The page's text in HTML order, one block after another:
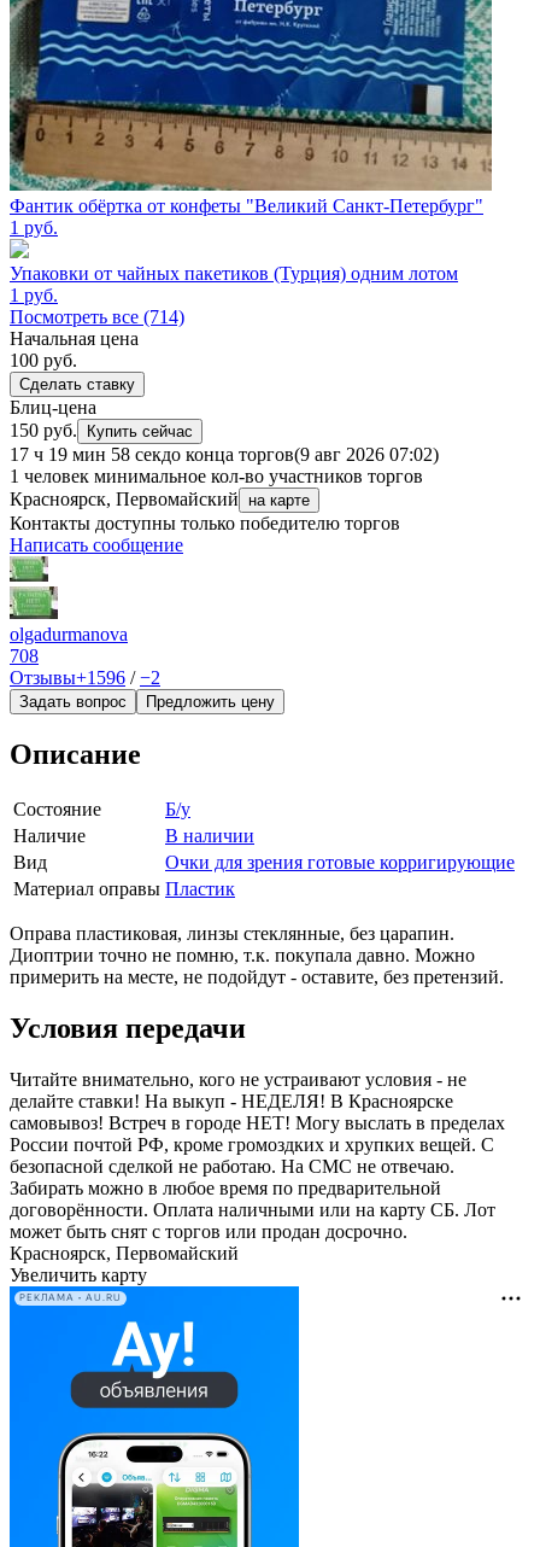
Фантик обёртка от конфеты "Великий Санкт-Петербург"
1 руб.
Упаковки от чайных пакетиков (Турция) одним лотом
1 руб.
Посмотреть все (714)
Начальная цена
100 руб.
Сделать ставку
Блиц-цена
150 руб.
Купить сейчас
17 ч 19 мин 58 секдо конца торгов(9 авг 2026 07:02)
1 человек минимальное кол-во участников торгов
Красноярск, Первомайский
на карте
Контакты доступны только победителю торгов
Написать сообщение
olgadurmanova
708
Отзывы+1596 /−2
Задать вопрос Предложить цену
Описание
Состояние
Б/у
Наличие
В наличии
Вид
Очки для зрения готовые корригирующие
Материал оправы Пластик
Оправа пластиковая, линзы стеклянные, без царапин.
Диоптрии точно не помню, т.к. покупала давно. Можно
примерить на месте, не подойдут - оставите, без претензий.
Условия передачи
Читайте внимательно, кого не устраивают условия - не
делайте ставки! На выкуп - НЕДЕЛЯ! В Красноярске
самовывоз! Встреч в городе НЕТ! Могу выслать в пределах
России почтой РФ, кроме громоздких и хрупких вещей. С
безопасной сделкой не работаю. На СМС не отвечаю.
Забирать можно в любое время по предварительной
договорённости. Оплата наличными или на карту СБ. Лот
может быть снят с торгов или продан досрочно.
Красноярск, Первомайский
Увеличить карту
РЕКЛАМА • AU.RU